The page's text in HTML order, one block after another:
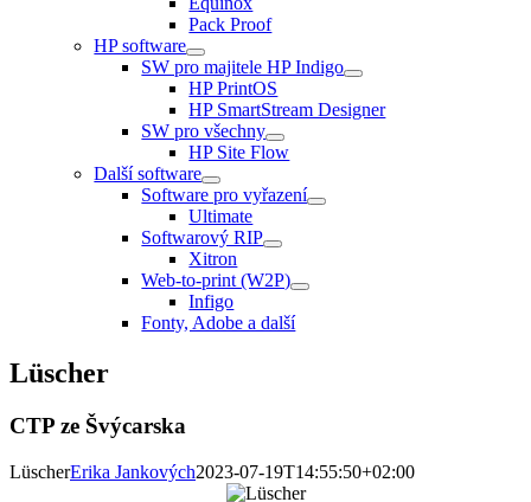
Pack Proof
HP software
SW pro majitele HP Indigo
HP PrintOS
HP SmartStream Designer
SW pro všechny
HP Site Flow
Další software
Software pro vyřazení
Ultimate
Softwarový RIP
Xitron
Web-to-print (W2P)
Infigo
Fonty, Adobe a další
Lüscher
CTP ze Švýcarska
LüscherErika Jankových2023-07-19T14:55:50+02:00